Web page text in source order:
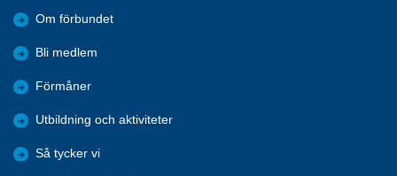
Om förbundet
Bli medlem
Förmåner
Utbildning och aktiviteter
Så tycker vi